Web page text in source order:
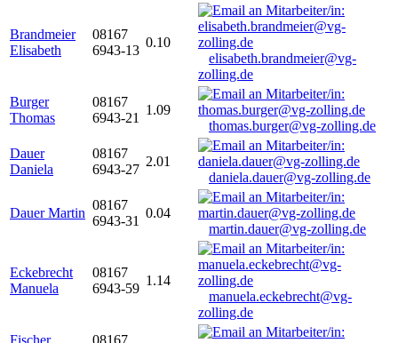
Brandmeier
Elisabeth
08167
6943-13
0.10
elisabeth.brandmeier@vg-
zolling.de
Burger
Thomas
08167
6943-21
1.09
thomas.burger@vg-zolling.de
Dauer
Daniela
08167
6943-27
2.01
daniela.dauer@vg-zolling.de
Dauer Martin
08167
6943-31
0.04
martin.dauer@vg-zolling.de
Eckebrecht
Manuela
08167
6943-59
1.14
manuela.eckebrecht@vg-
zolling.de